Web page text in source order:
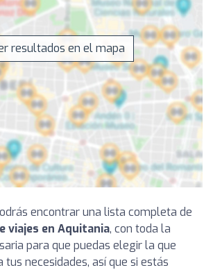
resultados en el mapa
encontrar una lista completa de
viajes en Aquitania, con toda la
para que puedas elegir la que
tus necesidades, así que si estás